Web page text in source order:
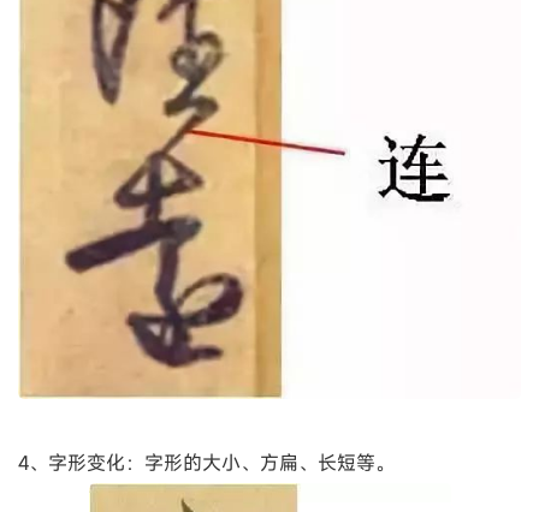
4、字形变化：字形的大小、方扁、长短等。